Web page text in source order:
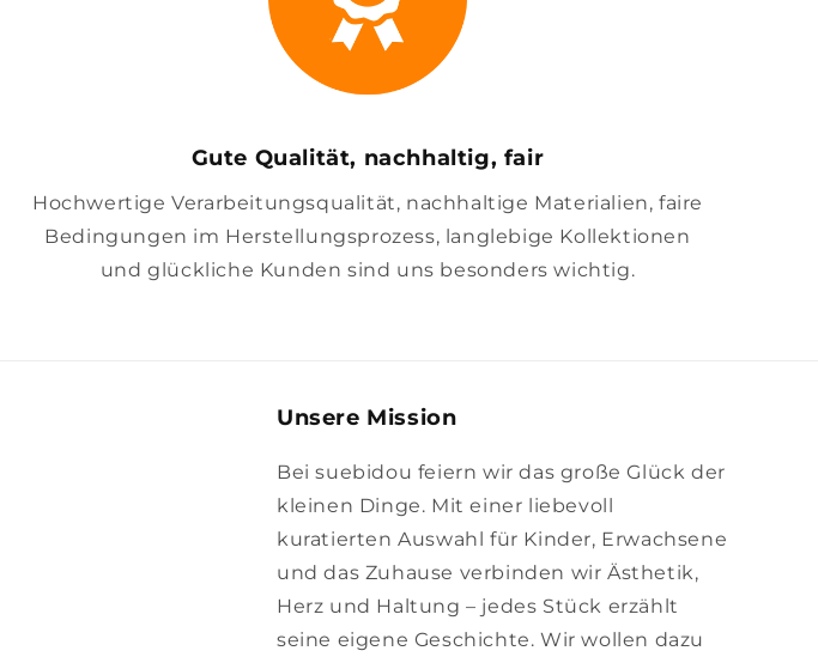
Gute Qualität, nachhaltig, fair
Hochwertige Verarbeitungsqualität, nachhaltige Materialien, faire
Bedingungen im Herstellungsprozess, langlebige Kollektionen
und glückliche Kunden sind uns besonders wichtig.
Unsere Mission
Bei suebidou feiern wir das große Glück der
kleinen Dinge. Mit einer liebevoll
kuratierten Auswahl für Kinder, Erwachsene
und das Zuhause verbinden wir Ästhetik,
Herz und Haltung – jedes Stück erzählt
seine eigene Geschichte. Wir wollen dazu